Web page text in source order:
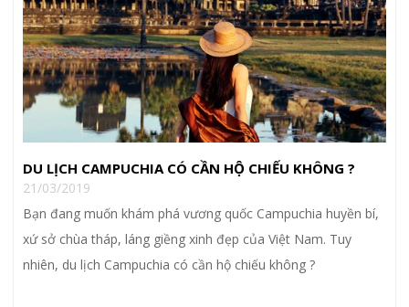
DU LỊCH CAMPUCHIA CÓ CẦN HỘ CHIẾU KHÔNG ?
21/03/2019
Bạn đang muốn khám phá vương quốc Campuchia huyền bí,
xứ sở chùa tháp, láng giềng xinh đẹp của Việt Nam. Tuy
nhiên, du lịch Campuchia có cần hộ chiếu không ?